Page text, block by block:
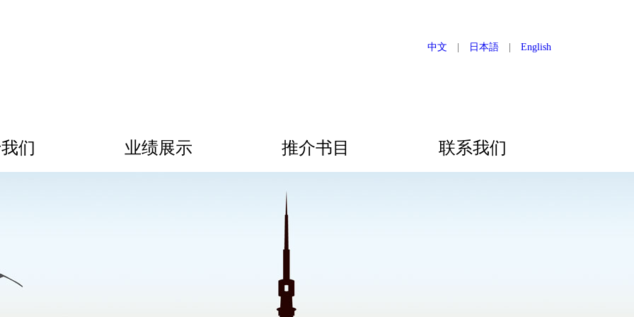
中文 日本語 English
们 业绩展示 推介书目 联系我们